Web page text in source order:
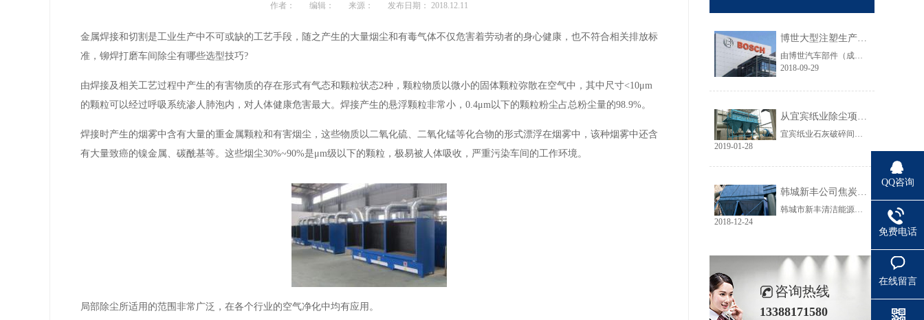
作者： 编辑： 来源： 发布日期： 2018.12.11
金属焊接和切割是工业生产中不可或缺的工艺手段，随之产生的大量烟尘和有毒气体不仅危害着劳动者的身心健康，也不符合相关排放标
准，铆焊打磨车间除尘有哪些选型技巧?
由焊接及相关工艺过程中产生的有害物质的存在形式有气态和颗粒状态2种，颗粒物质以微小的固体颗粒弥散在空气中，其中尺寸<10μm
的颗粒可以经过呼吸系统渗人肺泡内，对人体健康危害最大。焊接产生的悬浮颗粒非常小，0.4μm以下的颗粒粉尘占总粉尘量的98.9%。
焊接时产生的烟雾中含有大量的重金属颗粒和有害烟尘，这些物质以二氧化硫、二氧化锰等化合物的形式漂浮在烟雾中，该种烟雾中还含
有大量致癌的镍金属、碳酰基等。这些烟尘30%~90%是μm级以下的颗粒，极易被人体吸收，严重污染车间的工作环境。
局部除尘所适用的范围非常广泛，在各个行业的空气净化中均有应用。
博世大型注塑生产线VOC净化工程圆满结束
由博世汽车部件（成都）有限公司委托颐思达设计、制造、安装的大型注塑生产线废气净化工程项目于近日全部竣工，试运行效果显示，运行结果完全符合设计要求。
2018-09-29
从宜宾纸业除尘项目成功范例看低成本环保
宜宾纸业石灰破碎间除尘工程于近期完工，在不足30立方的空间内集成了超过三个篮球场大小的过滤面积，处理风量达每小时7万立方，实现了小体积除尘器处理大风量，开启低成本环保的时代，给处在环保高压政策下不堪重负的企业主们带来福音......
2019-01-28
韩城新丰公司焦炭输送线除尘工程完美收官
韩城市新丰清洁能源科技有限公司隶属于上市公司黑猫焦化，焦炭输送线除尘系统于近期完美收官。该输送线共计500多米长，通过布置在高空走廊里的输送皮带连接为一条完整的生产线，过程分为投料、破碎、筛分、传送等工艺。整条输送线分四个转运站、两条分流线，将制备好的焦炭送入煤气生产工段。各个工艺阶段均有大量焦炭粉尘产生，这不仅严重影响现场职业卫生，而且因产尘点高，污染面覆盖范围广。
2018-12-24
咨询热线
13388171580
QQ咨询
免费电话
在线留言